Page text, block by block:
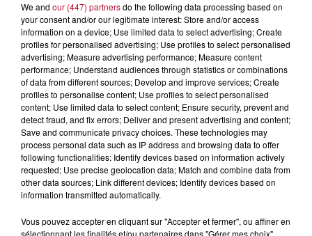
numérique, plus encadré, plus transparent et plus
protecteur. Un signal fort adressé aux plateformes,
mais aussi aux décideurs publics.
L'actu RTS dans le Sud Voir plus
We and our (447) partnersdo the following data processing based on
your consent and/or our legitimate interest: Store and/or access
information on a device; Use limited data to select advertising; Create
profiles for personalised advertising; Use profiles to select personalised
advertising; Measure advertising performance; Measure content
performance; Understand audiences through statistics or combinations
of data from different sources; Develop and improve services; Create
profiles to personalise content; Use profiles to select personalised
content; Use limited data to select content; Ensure security, prevent and
detect fraud, and fix errors; Deliver and present advertising and content;
Save and communicate privacy choices. These technologies may
process personal data such as IP address and browsing data to offer
following functionalities: Identify devices based on information actively
requested; Use precise geolocation data; Match and combine data from
other data sources; Link different devices; Identify devices based on
information transmitted automatically.
Vous pouvez accepter en cliquant sur "Accepter et fermer", ou affiner en
sélectionnant les finalités et/ou partenaires dans "Gérer mes choix".